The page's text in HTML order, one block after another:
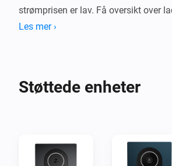
strømprisen er lav. Få oversikt over
opprett en issue i
Informasjonen lagres trygt lokalt på
Les mer ›
Støttede enheter